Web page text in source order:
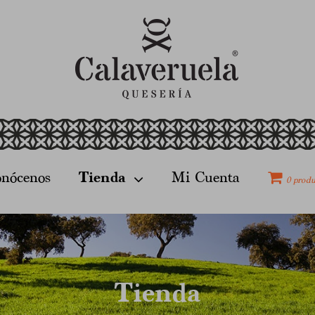
Tienda Mi Cuenta 0
Tienda